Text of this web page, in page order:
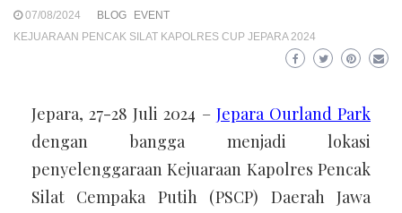
07/08/2024 BLOG
EVENT
KEJUARAAN PENCAK SILAT KAPOLRES CUP JEPARA 2024
Jepara, 27-28 Juli 2024 – Jepara Ourland Park
dengan bangga menjadi lokasi
penyelenggaraan Kejuaraan Kapolres Pencak
Silat Cempaka Putih (PSCP) Daerah Jawa